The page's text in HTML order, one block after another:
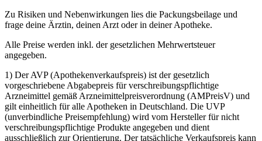
Zu Risiken und Nebenwirkungen lies die Packungsbeilage und
frage deine Ärztin, deinen Arzt oder in deiner Apotheke.
Alle Preise werden inkl. der gesetzlichen Mehrwertsteuer
angegeben.
1) Der AVP (Apothekenverkaufspreis) ist der gesetzlich
vorgeschriebene Abgabepreis für verschreibungspflichtige
Arzneimittel gemäß Arzneimittelpreisverordnung (AMPreisV) und
gilt einheitlich für alle Apotheken in Deutschland. Die UVP
(unverbindliche Preisempfehlung) wird vom Hersteller für nicht
verschreibungspflichtige Produkte angegeben und dient
ausschließlich zur Orientierung. Der tatsächliche Verkaufspreis kann